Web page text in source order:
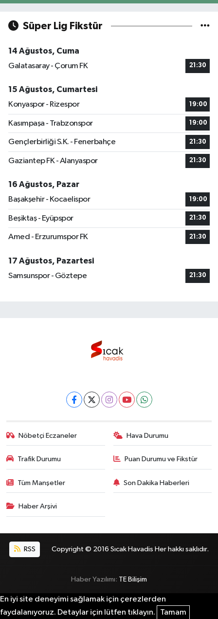
Süper Lig Fikstür
14 Ağustos, Cuma
Galatasaray - Çorum FK
21:30
15 Ağustos, Cumartesi
Konyaspor - Rizespor
19:00
Kasımpaşa - Trabzonspor 19:00
Gençlerbirliği S.K. - Fenerbahçe 21:30
Gaziantep FK - Alanyaspor 21:30
16 Ağustos, Pazar
Başakşehir - Kocaelispor
19:00
Beşiktaş - Eyüpspor 21:30
Amed - Erzurumspor FK 21:30
17 Ağustos, Pazartesi
Samsunspor - Göztepe
21:30
Nöbetçi Eczaneler Hava Durumu
Trafik Durumu Puan Durumu ve Fikstür
Tüm Manşetler Son Dakika Haberleri
Haber Arşivi
RSS Copyright © 2016 Sıcak Havadis Her hakkı saklıdır.
Haber Yazılımı: TE Bilişim
En iyi site deneyimi sağlamak için çerezlerden
faydalanıyoruz. Detaylar için lütfen tıklayın.
Tamam